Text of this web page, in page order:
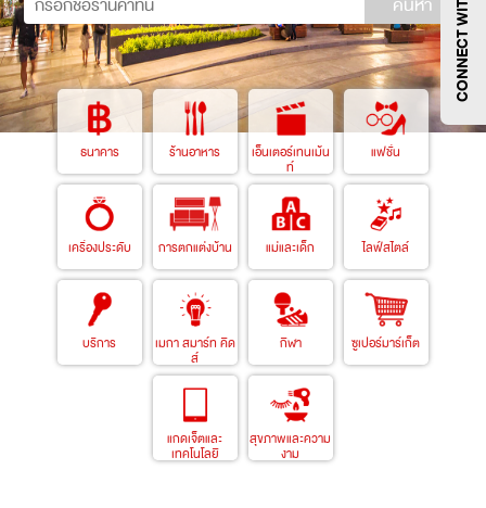
แฟชั่น@Megabangna
CONNECT WITH US
ธนาคาร ร้านอาหาร เอ็นเตอร์เทนเม้น
ท์
แฟชั่น
เครื่องประดับ การตกแต่งบ้าน แม่และเด็ก ไลฟ์สไตล์
บริการ เมกา สมาร์ท คิด
ส์
กีฬา ซูเปอร์มาร์เก็ต
แกดเจ็ตและ
เทคโนโลยี
สุขภาพและความ
งาม